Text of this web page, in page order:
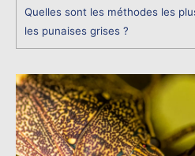
Quelles sont les méthodes les
les punaises grises ?